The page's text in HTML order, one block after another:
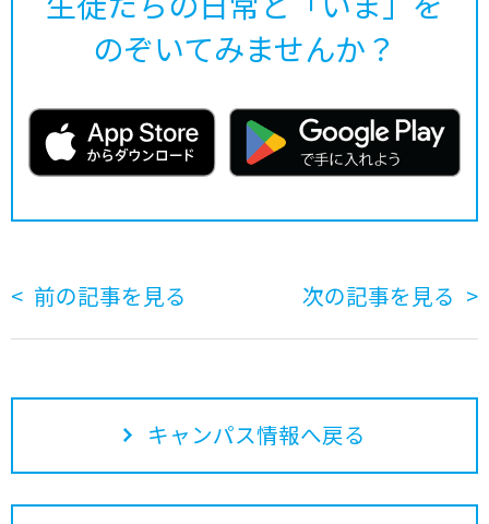
のぞいてみませんか？
前の記事を見る 次の記事を見る
キャンパス情報へ戻る